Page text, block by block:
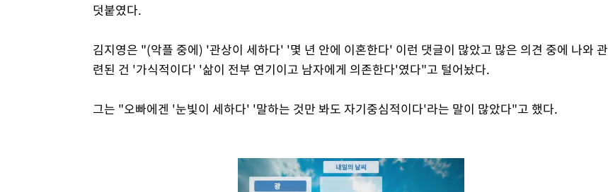
덧붙였다.
김지영은 "(악플 중에) '관상이 세하다' '몇 년 안에 이혼한다' 이런 댓글이 많았고 많은 의견 중에 나와 관
련된 건 '가식적이다' '삶이 전부 연기이고 남자에게 의존한다'였다"고 털어놨다.
그는 "오빠에겐 '눈빛이 세하다' '말하는 것만 봐도 자기중심적이다'라는 말이 많았다"고 했다.